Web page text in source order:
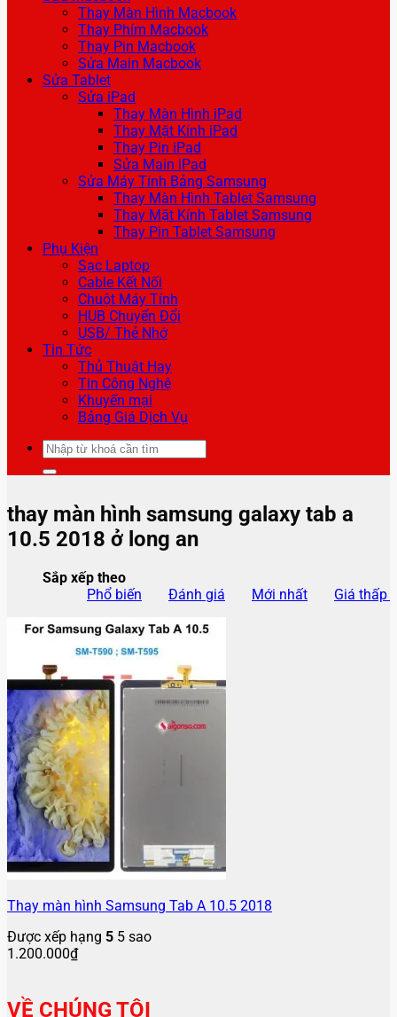
Thay Màn Hình Macbook
Thay Phím Macbook
Thay Pin Macbook
Sửa Main Macbook
Sửa Tablet
Sửa iPad
Thay Màn Hình iPad
Thay Mặt Kính iPad
Thay Pin iPad
Sửa Main iPad
Sửa Máy Tính Bảng Samsung
Thay Màn Hình Tablet Samsung
Thay Mặt Kính Tablet Samsung
Thay Pin Tablet Samsung
Phụ Kiện
Sạc Laptop
Cable Kết Nối
Chuột Máy Tính
HUB Chuyển Đổi
USB/ Thẻ Nhớ
Tin Tức
Thủ Thuật Hay
Tin Công Nghệ
Khuyến mại
Bảng Giá Dịch Vụ
Tìm
kiếm:
thay màn hình samsung galaxy tab a
10.5 2018 ở long an
Sắp xếp theo
Phổ biến
Đánh giá Mới nhất Giá thấp
Thay màn hình Samsung Tab A 10.5 2018
Được xếp hạng 5 5 sao
1.200.000₫
VỀ CHÚNG TÔI